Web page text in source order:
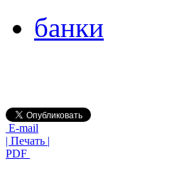
банки
E-mail
| Печать |
PDF